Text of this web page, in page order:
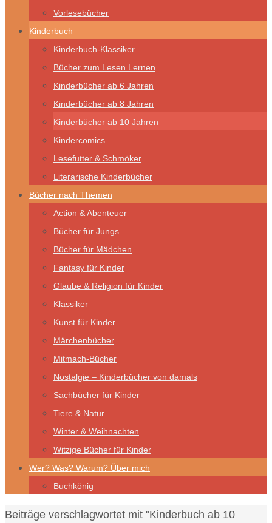
Vorlesebücher
Kinderbuch
Kinderbuch-Klassiker
Bücher zum Lesen Lernen
Kinderbücher ab 6 Jahren
Kinderbücher ab 8 Jahren
Kinderbücher ab 10 Jahren
Kindercomics
Lesefutter & Schmöker
Literarische Kinderbücher
Bücher nach Themen
Action & Abenteuer
Bücher für Jungs
Bücher für Mädchen
Fantasy für Kinder
Glaube & Religion für Kinder
Klassiker
Kunst für Kinder
Märchenbücher
Mitmach-Bücher
Nostalgie – Kinderbücher von damals
Sachbücher für Kinder
Tiere & Natur
Winter & Weihnachten
Witzige Bücher für Kinder
Wer? Was? Warum? Über mich
Buchkönig
Start
Beiträge verschlagwortet mit "Kinderbuch ab 10